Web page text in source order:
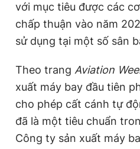
với mục tiêu được các
chấp thuận vào năm
sử dụng tại một số sân
Theo trang Aviation
xuất máy bay đầu tiên
cho phép cất cánh tự
đã là một tiêu chuẩn
Công ty sản xuất máy